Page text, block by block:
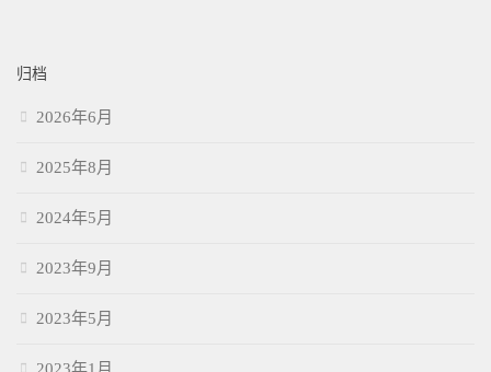
归档
2026年6月
2025年8月
2024年5月
2023年9月
2023年5月